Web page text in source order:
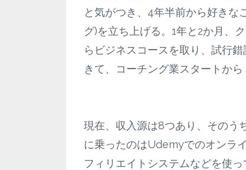
と気がつき、4年半前から好きな
グ)を立ち上げる。1年と2か月、
らビジネスコースを取り、試行
きて、コーチング業スタートか
現在、収入源は8つあり、そのう
に乗ったのはUdemyでのオンラ
フィリエイトシステムなどを使